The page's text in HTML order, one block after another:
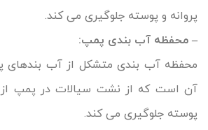
پروانه و پوسته جلوگیری می کند.
– محفظه آب بندی پمپ:
محفظه آب بندی متشکل از آب بندهای
آن است که از نشت سیالات در پمپ
پوسته جلوگیری می کند.